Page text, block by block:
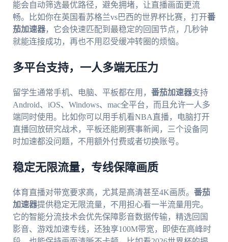
能会自动筛选最优路径，避免拥堵，让直播画面更流
畅。比如你在英国看苏格兰vs巴西的世界杯比赛，打开番
茄加速器，它会快速匹配到最稳定的回国节点，几秒钟
就能连接成功，再也不用忍受缓冲转圈的烦恼。
多平台支持，一人多端无压力
留学生通常手机、电脑、平板都在用， 番茄加速器支持
Android、iOS、Windows、mac全平台，而且允许一人多
端同时使用。比如你可以用手机看NBA直播，电脑打开
直播回放研究战术，平板还能刷赛事新闻，三个设备同
时加速都没问题，不用额外付费或者切换账号。
稳定无限流量，专线保障画质
体育直播对带宽要求高，尤其是高清甚至4K画质。 番茄
加速器提供稳定无限流量，不用担心看一半流量用完。
它的智能分流技术会优先保障影音数据传输，精选回国
影音、游戏加速专线，还独享100M带宽，即使在高峰时